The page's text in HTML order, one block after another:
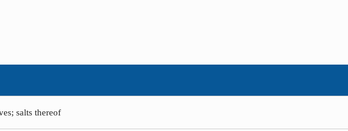
salts thereof